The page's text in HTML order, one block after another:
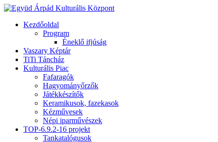
Kezdőoldal
Program
Éneklő ifjúság
Vaszary Képtár
TiTi Táncház
Kulturális Piac
Fafaragók
Hagyományőrzők
Játékkészítők
Keramikusok, fazekasok
Kézművesek
Népi iparművészek
TOP-6.9.2-16 projekt
Tankatalógusok